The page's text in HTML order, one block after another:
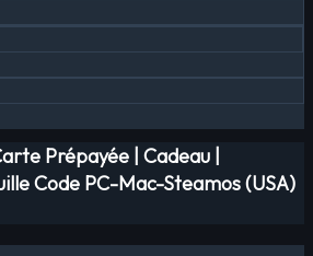
Prépayée | Cadeau |
Code PC-Mac-Steamos (USA)